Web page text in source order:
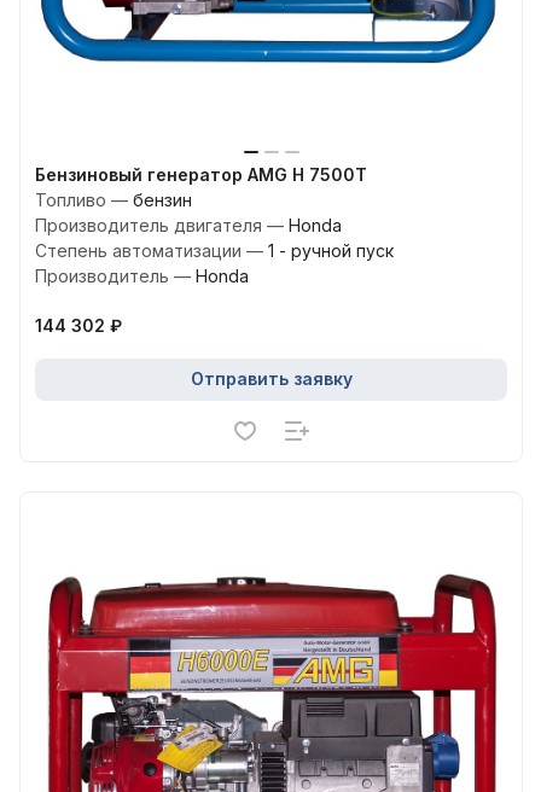
Бензиновый генератор AMG H 7500T
Топливо — бензин
Производитель двигателя — Honda
Степень автоматизации — 1 - ручной пуск
Производитель — Honda
144 302 ₽
Отправить заявку